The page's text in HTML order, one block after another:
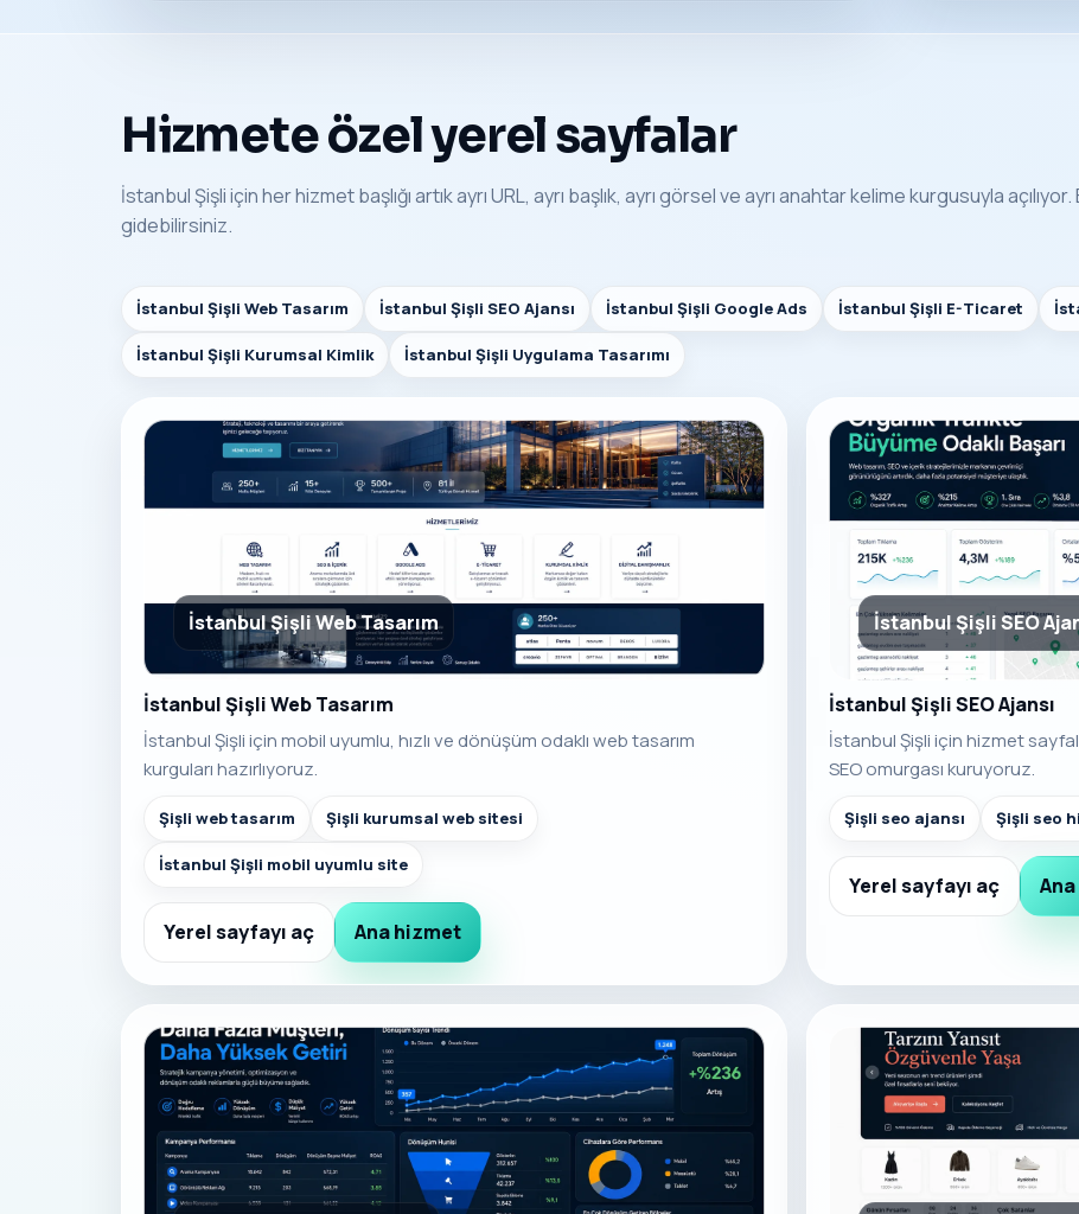
Hizmete özel yerel sayfalar
İstanbul Şişli için her hizmet başlığı artık ayrı URL, ayrı başlık, ayrı görsel ve ayrı anahtar kelime kurgusuyla
gidebilirsiniz.
İstanbul Şişli Web Tasarım İstanbul Şişli SEO Ajansı İstanbul Şişli Google Ads İstanbul Şişli E-Ticaret
İstanbul Şişli Kurumsal Kimlik İstanbul Şişli Uygulama Tasarımı
İstanbul Şişli Web Tasarım
İstanbul Şişli Web Tasarım
İstanbul Şişli için mobil uyumlu, hızlı ve dönüşüm odaklı web tasarım
kurguları hazırlıyoruz.
Şişli web tasarım Şişli kurumsal web sitesi
İstanbul Şişli mobil uyumlu site
Yerel sayfayı aç Ana hizmet
İstanbul Şişli SEO
İstanbul Şişli SEO Ajansı
İstanbul Şişli için hizmet
SEO omurgası kuruyoruz.
Şişli seo ajansı Şişli seo
Yerel sayfayı aç